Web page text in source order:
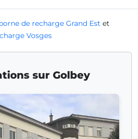
de recharge Grand Est et
Vosges
sur Golbey